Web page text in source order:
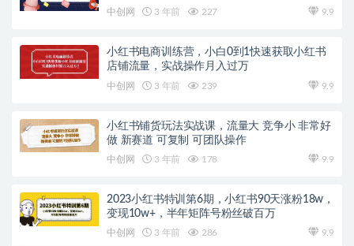
中创网 3 年前 227 9.9
小红书电商训练营，小白0到1快速获取小红书
店铺流量，实战操作月入过万
中创网 3 年前 239 9.9
小红书铺货玩法实战课，流量大 竞争小 非常好
做 新赛道 可复制 可团队操作
中创网 3 年前 178 9.9
2023小红书特训第6期，小红书90天涨粉18w，
变现10w+，半年矩阵号粉丝破百万
中创网 3 年前 286 9.9